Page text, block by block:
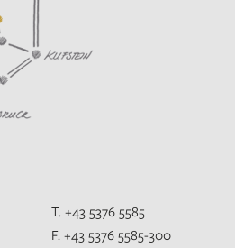
T. +43 5376 5585
F. +43 5376 5585-300